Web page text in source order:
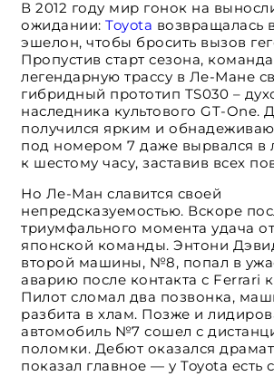
В 2012 году мир гонок на
ожидании: Toyota возвращалась
эшелон, чтобы бросить вызов
Пропустив старт сезона,
легендарную трассу в Ле-Мане
гибридный прототип TS030 –
наследника культового GT-One.
получился ярким и
под номером 7 даже вырвался в
к шестому часу, заставив всех
Но Ле-Ман славится своей
непредсказуемостью. Вскоре
триумфального момента удача
японской команды. Энтони
второй машины, №8, попал в
аварию после контакта с Ferrari
Пилот сломал два позвонка,
разбита в хлам. Позже и
автомобиль №7 сошел с
поломки. Дебют оказался
показал главное — у Toyota есть